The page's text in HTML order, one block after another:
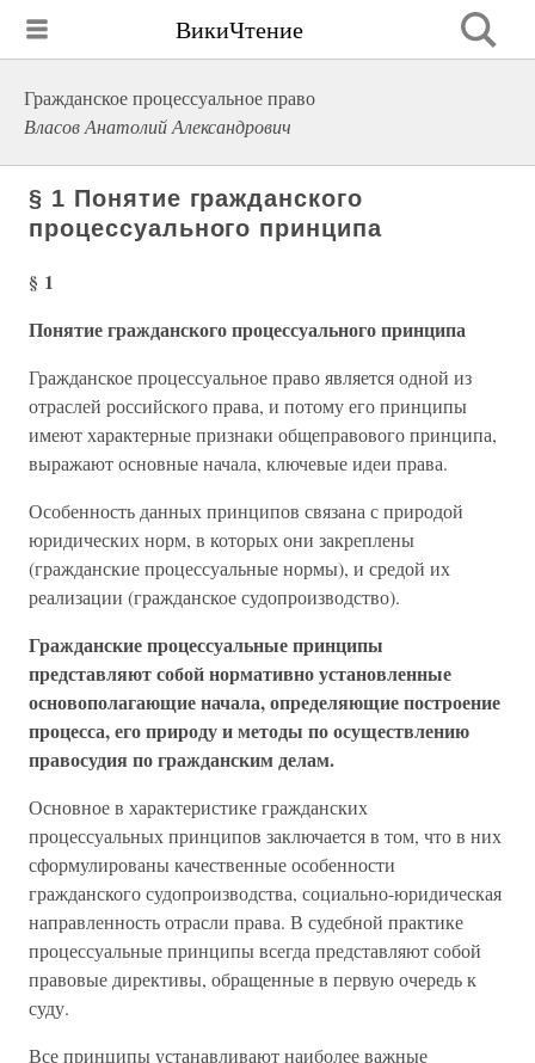
ВикиЧтение
Гражданское процессуальное право
Власов Анатолий Александрович
§ 1 Понятие гражданского
процессуального принципа
§ 1
Понятие гражданского процессуального принципа
Гражданское процессуальное право является одной из
отраслей российского права, и потому его принципы
имеют характерные признаки общеправового принципа,
выражают основные начала, ключевые идеи права.
Особенность данных принципов связана с природой
юридических норм, в которых они закреплены
(гражданские процессуальные нормы), и средой их
реализации (гражданское судопроизводство).
Гражданские процессуальные принципы
представляют собой нормативно установленные
основополагающие начала, определяющие построение
процесса, его природу и методы по осуществлению
правосудия по гражданским делам.
Основное в характеристике гражданских
процессуальных принципов заключается в том, что в них
сформулированы качественные особенности
гражданского судопроизводства, социально-юридическая
направленность отрасли права. В судебной практике
процессуальные принципы всегда представляют собой
правовые директивы, обращенные в первую очередь к
суду.
Все принципы устанавливают наиболее важные